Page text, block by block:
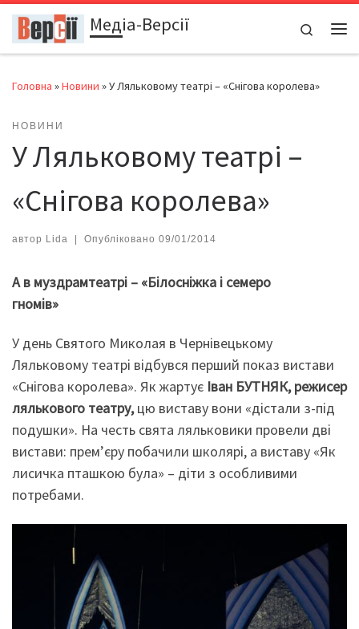
Перейти до вмістуМедіа-Версії
Search
Головна »Новини »У Ляльковому театрі – «Снігова королева»
НОВИНИ
У Ляльковому театрі –
«Снігова королева»
автор Lida | Опубліковано 09/01/2014
Ав муздрамтеатрі – «Білосніжка і семеро
гномів»
У день Святого Миколая в Чернівецькому
Ляльковому театрі відбувся перший показ вистави
«Снігова королева». Як жартує Іван БУТНЯК, режисер
лялькового театру,цю виставу вони «дістали з-під
подушки». На честь свята ляльковики провели дві
вистави: прем’єру побачили школярі, а виставу «Як
лисичка пташкою була» – діти з особливими
потребами.